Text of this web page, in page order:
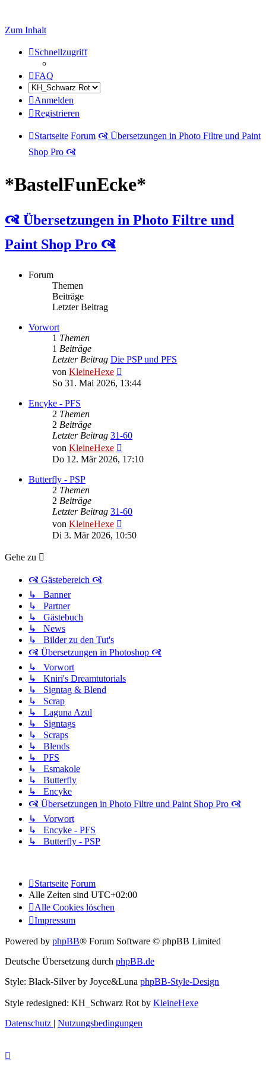
Zum Inhalt
Schnellzugriff
FAQ
Anmelden
Registrieren
Startseite Forum 🙧 Übersetzungen in Photo Filtre und Paint
Shop Pro 🙧
*BastelFunEcke*
🙧 Übersetzungen in Photo Filtre und
Paint Shop Pro 🙧
Forum
Themen
Beiträge
Letzter Beitrag
Vorwort
1 Themen
1 Beiträge
Letzter Beitrag Die PSP und PFS
von KleineHexe
Beitrag
So 31. Mai 2026, 13:44
Encyke - PFS
2 Themen
2 Beiträge
Letzter Beitrag 31-60
von KleineHexe
Beitrag
Do 12. Mär 2026, 17:10
Butterfly - PSP
2 Themen
2 Beiträge
Letzter Beitrag 31-60
von KleineHexe
Beitrag
Di 3. Mär 2026, 10:50
Gehe zu
🙧 Gästebereich 🙧
↳ Banner
↳ Partner
↳ Gästebuch
↳ News
↳ Bilder zu den Tut's
🙧 Übersetzungen in Photoshop 🙧
↳ Vorwort
↳ Kniri's Dreamtutorials
↳ Signtag & Blend
↳ Scrap
↳ Laguna Azul
↳ Signtags
↳ Scraps
↳ Blends
↳ PFS
↳ Esmakole
↳ Butterfly
↳ Encyke
🙧 Übersetzungen in Photo Filtre und Paint Shop Pro 🙧
↳ Vorwort
↳ Encyke - PFS
↳ Butterfly - PSP
Startseite Forum
Alle Zeiten sind UTC+02:00
Alle Cookies löschen
Impressum
Powered by phpBB® Forum Software © phpBB Limited
Deutsche Übersetzung durch phpBB.de
Style: Black-Silver by Joyce&Luna phpBB-Style-Design
Style redesigned: KH_Schwarz Rot by KleineHexe
Datenschutz | Nutzungsbedingungen